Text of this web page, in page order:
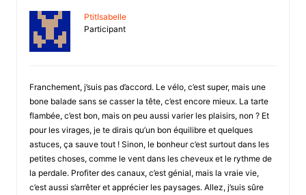
PtitIsabelle
Participant
Franchement, j’suis pas d’accord. Le vélo, c’est super, mais une
bone balade sans se casser la tête, c’est encore mieux. La tarte
flambée, c’est bon, mais on peu aussi varier les plaisirs, non ? Et
pour les virages, je te dirais qu’un bon équilibre et quelques
astuces, ça sauve tout ! Sinon, le bonheur c’est surtout dans les
petites choses, comme le vent dans les cheveux et le rythme de
la perdale. Profiter des canaux, c’est génial, mais la vraie vie,
c’est aussi s’arrêter et apprécier les paysages. Allez, j’suis sûre